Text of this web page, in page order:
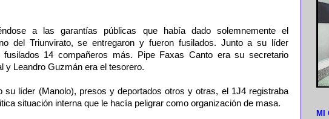
a las garantías públicas que había dado solemnemente el
del Triunvirato, se entregaron y fueron fusilados. Junto a su líder
fusilados 14 compañeros más. Pipe Faxas Canto era su secretario
y Leandro Guzmán era el tesorero.
su líder (Manolo), presos y deportados otros y otras, el 1J4 registraba
situación interna que le hacía peligrar como organización de masa.
MI